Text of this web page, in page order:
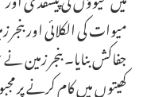
میوات کی الکلائی اور
جفاکش بنایا۔ بنجر زمین
کھیتوں میں کام کرنے پر